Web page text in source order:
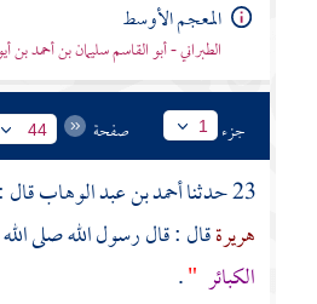
المعجم الأوسط
الطبراني - أبو القاسم سليمان بن أحمد بن
جزء 1 صفحة 44
23 حدثنا أحمد بن عبد الوهابقال
هريرةقال : قال رسول الله صلى
الكبائر "
.